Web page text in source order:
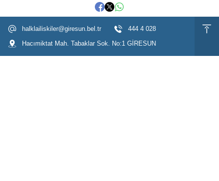
halklailiskiler@giresun.bel.tr
444 4 028
Hacımiktat Mah. Tabaklar Sok. No:1 GİRESUN